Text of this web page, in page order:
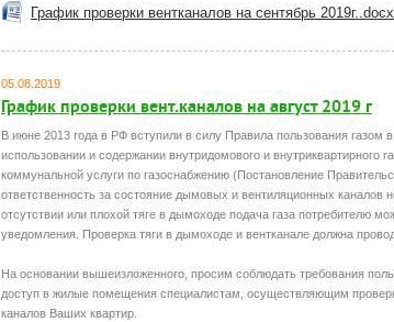
График проверки вентканалов на сентябрь 2019г..docx
05.08.2019
График проверки вент.каналов на август 2019 г
В июне 2013 года в РФ вступили в силу Правила пользования газом
использовании и содержании внутридомового и внутриквартирного
коммунальной услуги по газоснабжению (Постановление
ответственность за состояние дымовых и вентиляционных
отсутствии или плохой тяге в дымоходе подача газа потребителю
уведомления. Проверка тяги в дымоходе и вентканале должна
На основании вышеизложенного, просим соблюдать требования
доступ в жилые помещения специалистам, осуществляющим
каналов Ваших квартир.